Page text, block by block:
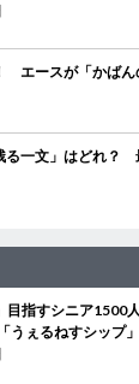
エースが「かばん
る一文」はどれ？
目指すシニア
うぇるねすシップ」